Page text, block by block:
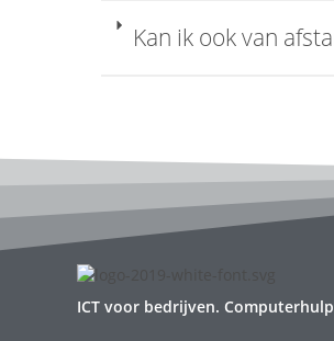
Kan ik ook van
ICT voor bedrijven.